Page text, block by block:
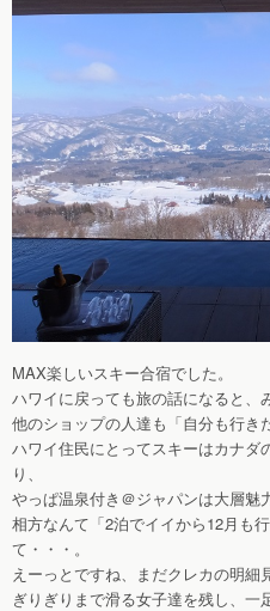
MAX楽しいスキー合宿でした。
ハワイに戻っても旅の話になると、
他のショップの人達も「自分も行き
ハワイ住民にとってスキーはカナダ
り、
やっぱ温泉付き＠ジャパンは大層魅
相方なんて「2泊でイイから12月も
て・・・。
えーっとですね、まだクレカの明細
ぎりぎりまで滑る女子達を残し、一